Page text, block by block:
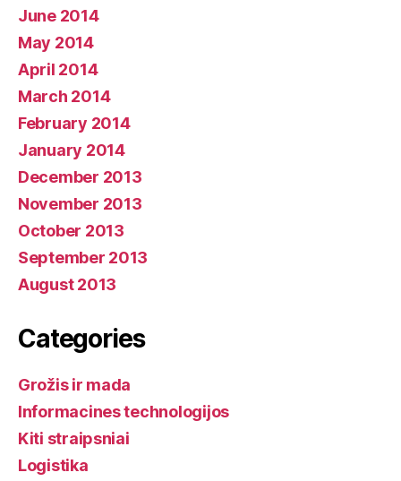
June 2014
May 2014
April 2014
March 2014
February 2014
January 2014
December 2013
November 2013
October 2013
September 2013
August 2013
Categories
Grožis ir mada
Informacines technologijos
Kiti straipsniai
Logistika